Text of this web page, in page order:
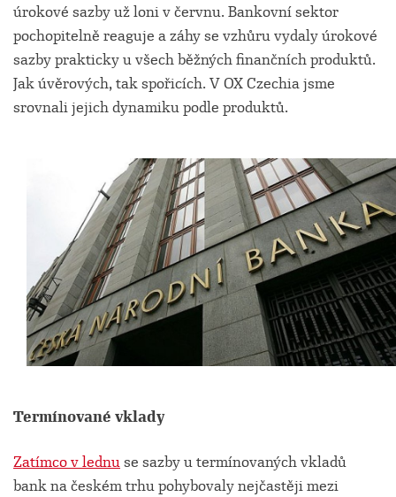
úrokové sazby už loni v červnu. Bankovní sektor
pochopitelně reaguje a záhy se vzhůru vydaly úrokové
sazby prakticky u všech běžných finančních produktů.
Jak úvěrových, tak spořicích. V OX Czechia jsme
srovnali jejich dynamiku podle produktů.
Termínované vklady
Zatímco v lednuse sazby u termínovaných vkladů
bank na českém trhu pohybovaly nejčastěji mezi